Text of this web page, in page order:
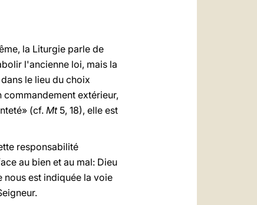
LATINE
la Liturgie parle de
l'ancienne loi, mais la
le lieu du choix
extérieur,
(cf. Mt5, 18), elle est
responsabilité
au bien et au mal: Dieu
nous est indiquée la voie